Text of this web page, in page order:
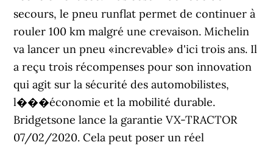
secours, le pneu runflat permet de continuer à
rouler 100 km malgré une crevaison. Michelin
va lancer un pneu «increvable» d'ici trois ans. Il
a reçu trois récompenses pour son innovation
qui agit sur la sécurité des automobilistes,
l���économie et la mobilité durable.
Bridgetsone lance la garantie VX-TRACTOR
07/02/2020. Cela peut poser un réel